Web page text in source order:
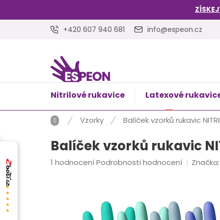
+420 607 940 681 info@espeon.cz
NÁKUPNÍ
KOŠÍK
Prázdný
Nitrilové rukavice Latexové
DomůVzorky Balíček vzorků rukavic
Balíček vzorků rukavic
Průměrné
1 hodnoceníPodrobnosti hodnocení
★★★★★